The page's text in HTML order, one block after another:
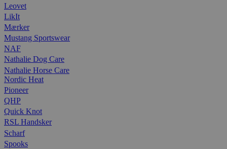
Leovet
LikIt
Mærker
Mustang Sportswear
NAF
Nathalie Dog Care
Nathalie Horse Care
Nordic Heat
Pioneer
QHP
Quick Knot
RSL Handsker
Scharf
Spooks